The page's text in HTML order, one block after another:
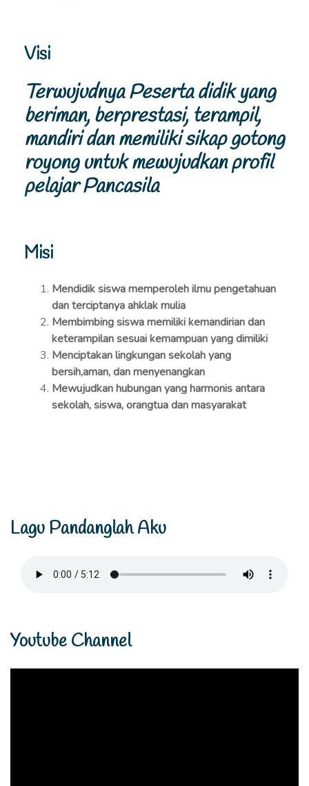
Visi
Terwujudnya Peserta didik yang
beriman, berprestasi, terampil,
mandiri dan memiliki sikap gotong
royong untuk mewujudkan profil
pelajar Pancasila
Misi
Mendidik siswa memperoleh ilmu pengetahuan
dan terciptanya ahklak mulia
Membimbing siswa memiliki kemandirian dan
keterampilan sesuai kemampuan yang dimiliki
Menciptakan lingkungan sekolah yang
bersih,aman, dan menyenangkan
Mewujudkan hubungan yang harmonis antara
sekolah, siswa, orangtua dan masyarakat
Lagu Pandanglah Aku
Youtube Channel